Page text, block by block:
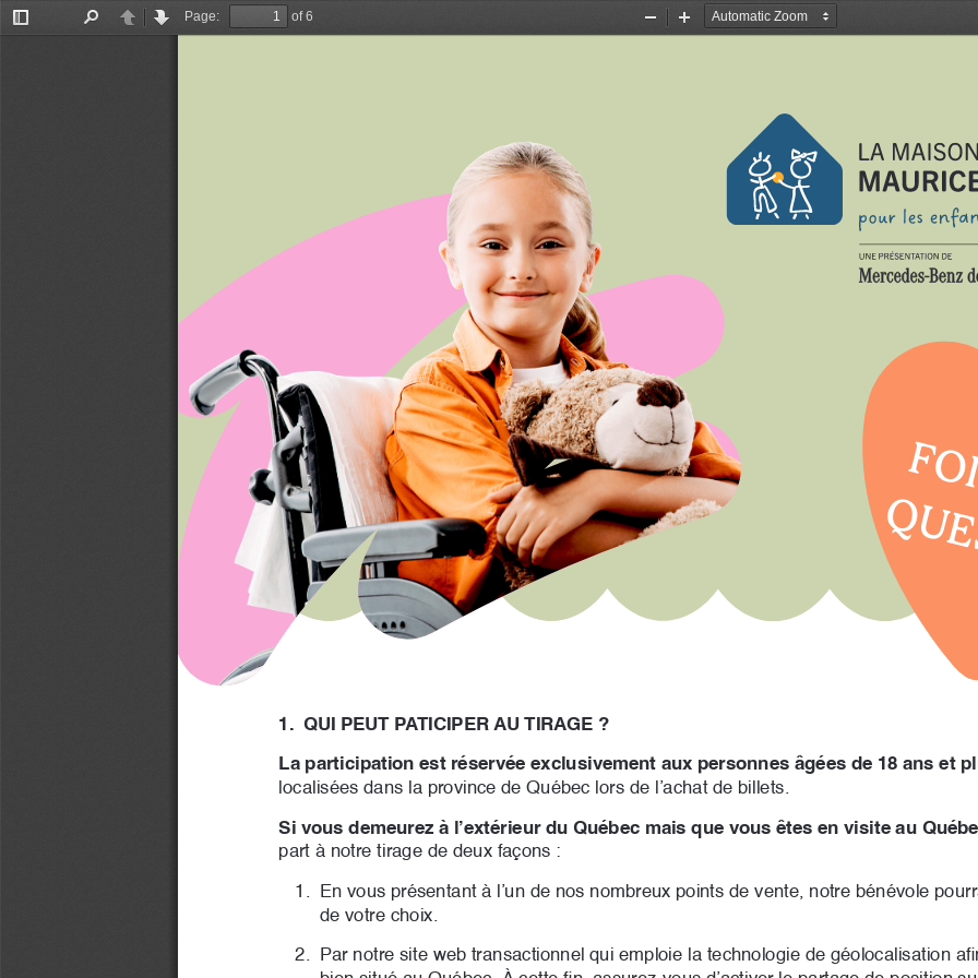
Toggle
PreviousNext
Page:
of 6
Zoom
Zoom
1. QUI PEUT PATICIPER AU TIRAGE ?
La participation est réservée exclusivement aux personnes âgées de 18 ans et
localisées dans la province de Québec lors de l’achat de billets.
Si vous demeurez à l’extérieur du Québec mais que vous êtes en visite au
part à notre tirage de deux façons :
1. En vous présentant à l’un de nos nombreux points de vente, notre bénévole
de votre choix.
2.
Par notre site web transactionnel qui emploie la technologie de géolocalisation